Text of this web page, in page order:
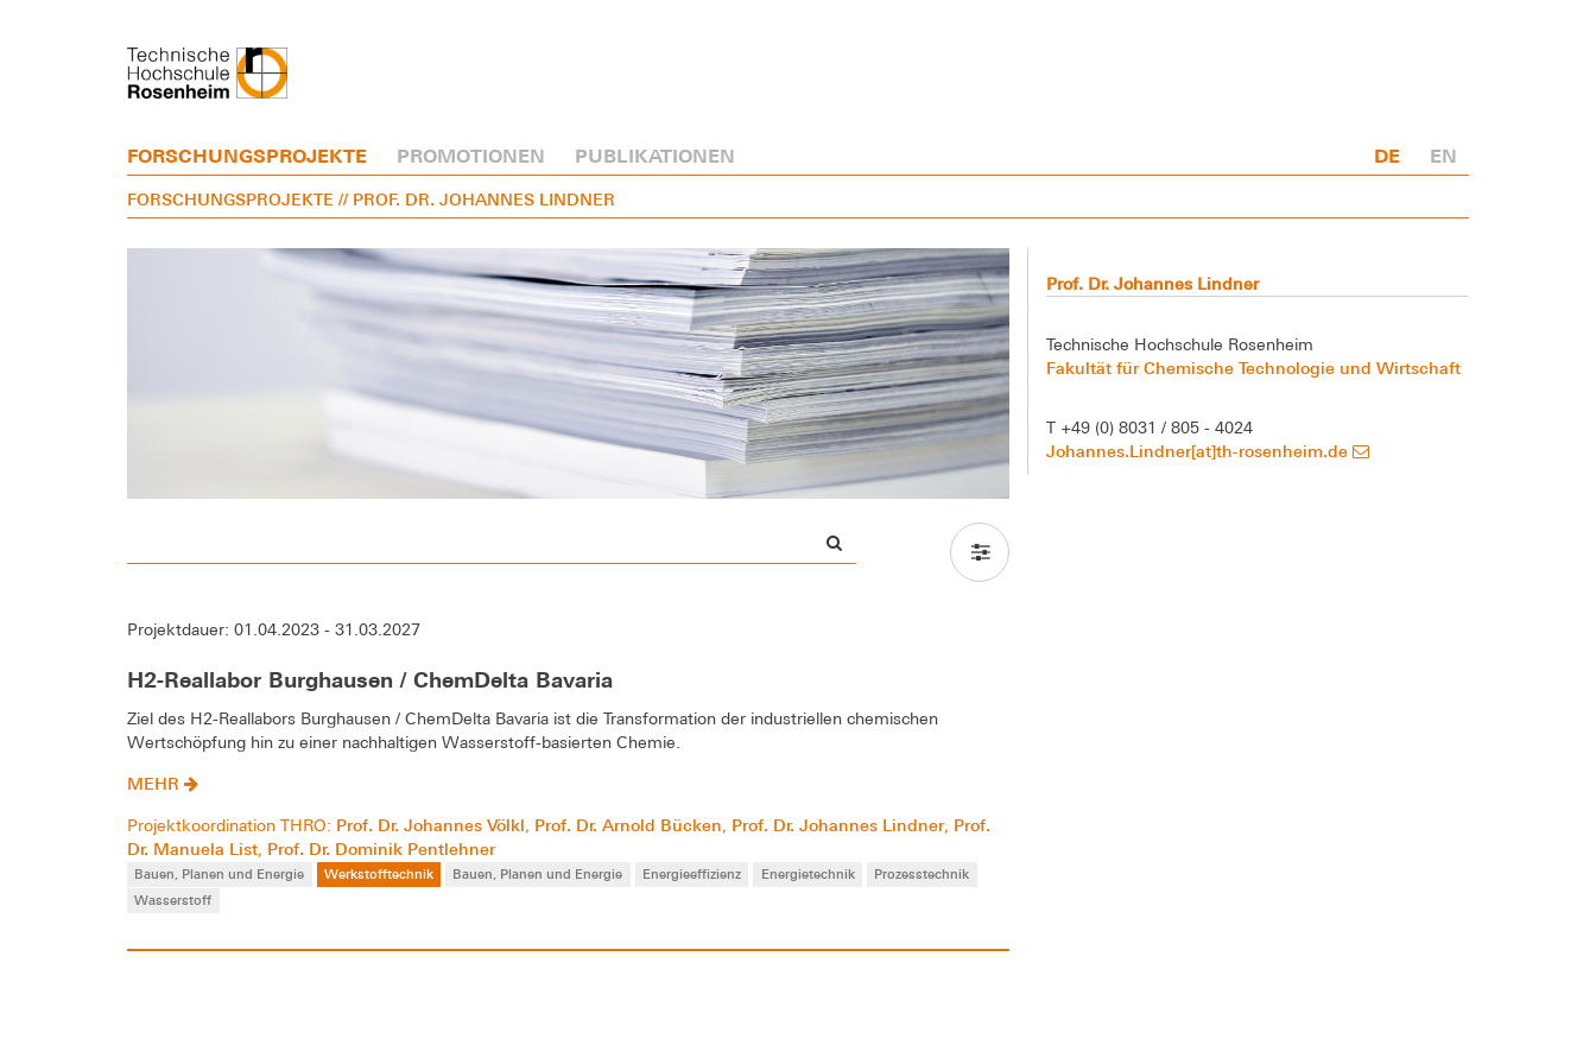
FORSCHUNGSPROJEKTE PROMOTIONEN PUBLIKATIONEN DE EN
FORSCHUNGSPROJEKTE // PROF. DR. JOHANNES LINDNER
Projektdauer: 01.04.2023 - 31.03.2027
H2-Reallabor Burghausen / ChemDelta Bavaria
Ziel des H2-Reallabors Burghausen / ChemDelta Bavaria ist die Transformation der industriellen chemischen
Wertschöpfung hin zu einer nachhaltigen Wasserstoff-basierten Chemie.
MEHR
Projektkoordination THRO: Prof. Dr. Johannes Völkl, Prof. Dr. Arnold Bücken, Prof. Dr. Johannes Lindner, Prof.
Dr. Manuela List, Prof. Dr. Dominik Pentlehner
Bauen, Planen und Energie Werkstofftechnik Bauen, Planen und Energie Energieeffizienz Energietechnik
Prozesstechnik
Wasserstoff
Prof. Dr. Johannes Lindner
Technische Hochschule Rosenheim
Fakultät für Chemische Technologie und Wirtschaft
T +49 (0) 8031 / 805 - 4024
Johannes.Lindner[at]th-rosenheim.de